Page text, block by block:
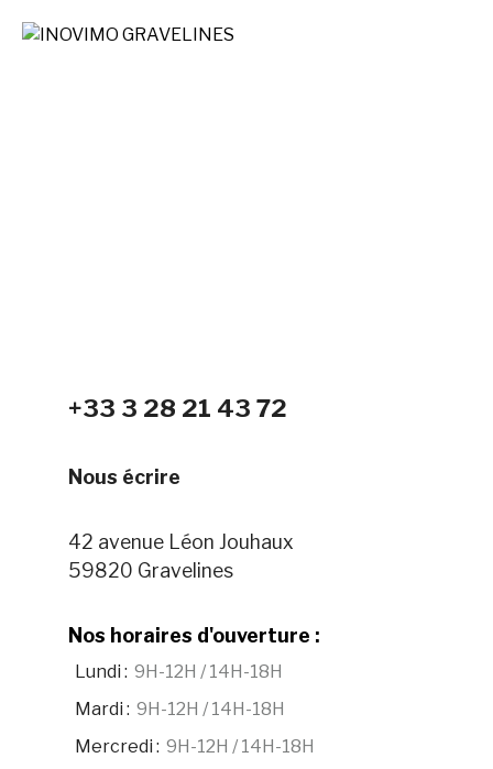
+33 3 28 21 43 72
Nous écrire
42 avenue Léon Jouhaux
59820 Gravelines
Nos horaires d'ouverture :
Lundi : 9H-12H / 14H-18H
Mardi : 9H-12H / 14H-18H
Mercredi : 9H-12H / 14H-18H